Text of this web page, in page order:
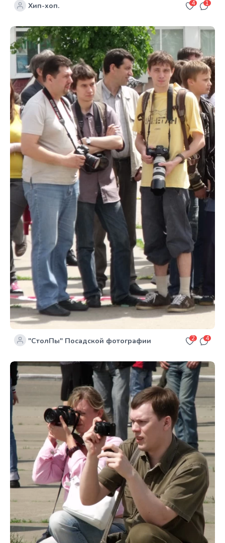
Хип-хоп. 4 1
"СтолПы" Посадской фотографии 2 4